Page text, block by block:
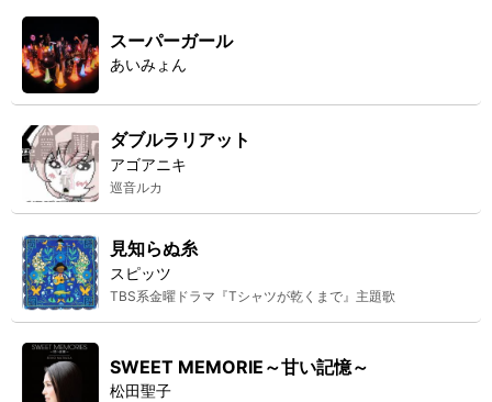
スーパーガール
あいみょん
ダブルラリアット
アゴアニキ
巡音ルカ
見知らぬ糸
スピッツ
TBS系金曜ドラマ『Tシャツが乾くまで』主題歌
SWEET MEMORIE～甘い記憶～
松田聖子